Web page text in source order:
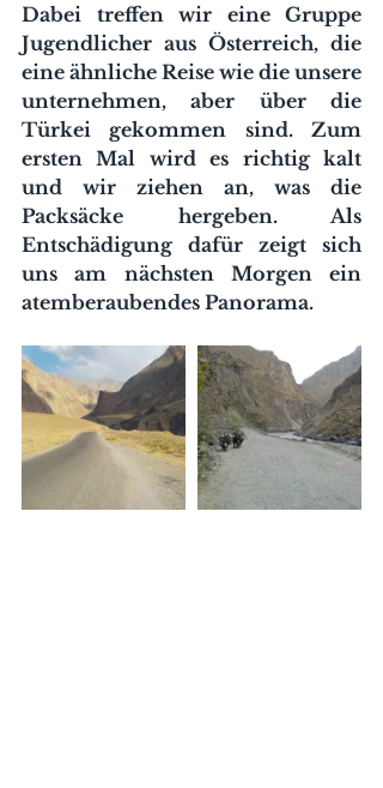
Dabei treffen wir eine Gruppe
Jugendlicher aus Österreich, die
eine ähnliche Reise wie die unsere
unternehmen, aber über die
Türkei gekommen sind. Zum
ersten Mal wird es richtig kalt
und wir ziehen an, was die
Packsäcke hergeben. Als
Entschädigung dafür zeigt sich
uns am nächsten Morgen ein
atemberaubendes Panorama.